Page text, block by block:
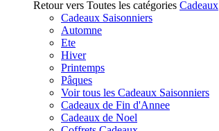
Retour vers Toutes les catégories Cadeaux
Cadeaux Saisonniers
Automne
Ete
Hiver
Printemps
Pâques
Voir tous les Cadeaux Saisonniers
Cadeaux de Fin d'Annee
Cadeaux de Noel